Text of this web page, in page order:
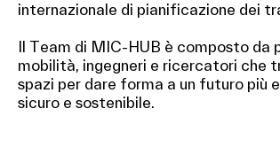
internazionale di pianificazione dei
Il Team di MIC-HUB è composto da
mobilità, ingegneri e ricercatori che
spazi per dare forma a un futuro più
sicuro e sostenibile.